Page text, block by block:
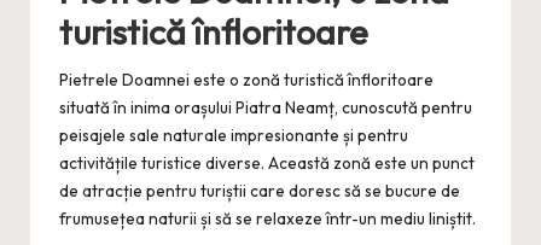
turistică înfloritoare
Pietrele Doamnei este o zonă turistică înfloritoare
situată în inima orașului Piatra Neamț, cunoscută pentru
peisajele sale naturale impresionante și pentru
activitățile turistice diverse. Această zonă este un punct
de atracție pentru turiștii care doresc să se bucure de
frumusețea naturii și să se relaxeze într-un mediu liniștit.